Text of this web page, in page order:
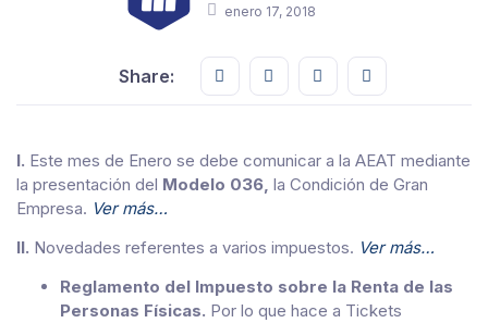
enero 17, 2018
Share: Share this on FaceBook
Share this on Twitter
Share this on GMail
Share this on
I. Este mes de Enero se debe comunicar a la AEAT mediante
la presentación del Modelo 036, la Condición de Gran
Empresa. Ver más…
II. Novedades referentes a varios impuestos. Ver más…
Reglamento del Impuesto sobre la Renta de las
Personas Físicas.​ Por lo que hace a Tickets